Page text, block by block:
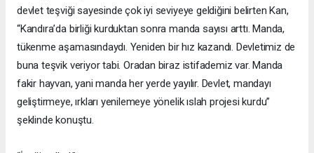
devlet teşviği sayesinde çok iyi seviyeye geldiğini belirten Kan,
“Kandıra’da birliği kurduktan sonra manda sayısı arttı. Manda,
tükenme aşamasındaydı. Yeniden bir hız kazandı. Devletimiz de
buna teşvik veriyor tabi. Oradan biraz istifademiz var. Manda
fakir hayvan, yani manda her yerde yayılır. Devlet, mandayı
geliştirmeye, ırkları yenilemeye yönelik ıslah projesi kurdu”
şeklinde konuştu.